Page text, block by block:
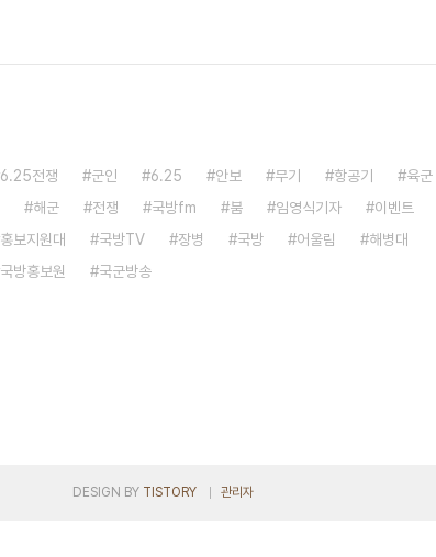
6.25전쟁 군인 6.25 안보 무기 항공기
육군
해군 전쟁 국방fm 붐 임영식기자
이벤트
홍보지원대 국방TV 장병 국방 어울림
해병대
국방홍보원 국군방송
DESIGN BY TISTORY 관리자